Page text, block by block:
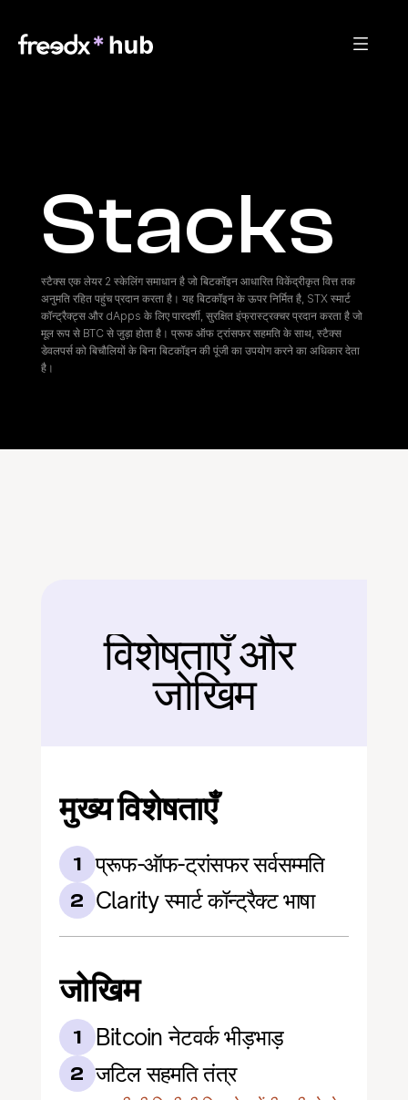
Stacks
स्टैक्स एक लेयर 2 स्केलिंग समाधान है जो बिटकॉइन आधारित विकेंद्रीकृत वित्त तक
अनुमति रहित पहुंच प्रदान करता है। यह बिटकॉइन के ऊपर निर्मित है, STX स्मार्ट
कॉन्ट्रैक्ट्स और dApps के लिए पारदर्शी, सुरक्षित इंफ्रास्ट्रक्चर प्रदान करता है जो
मूल रूप से BTC से जुड़ा होता है। प्रूफ ऑफ ट्रांसफर सहमति के साथ, स्टैक्स
डेवलपर्स को बिचौलियों के बिना बिटकॉइन की पूंजी का उपयोग करने का अधिकार देता
है।
बैक
विशेषताएँ और
जोखिम
मुख्य विशेषताएँ
1 प्रूफ-ऑफ-ट्रांसफर सर्वसम्मति
2 Clarity स्मार्ट कॉन्ट्रैक्ट भाषा
जोखिम
1 Bitcoin नेटवर्क भीड़भाड़
2 जटिल सहमति तंत्र